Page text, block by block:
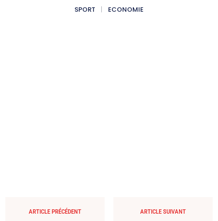
SPORT
ECONOMIE
ARTICLE PRÉCÉDENT ARTICLE SUIVANT